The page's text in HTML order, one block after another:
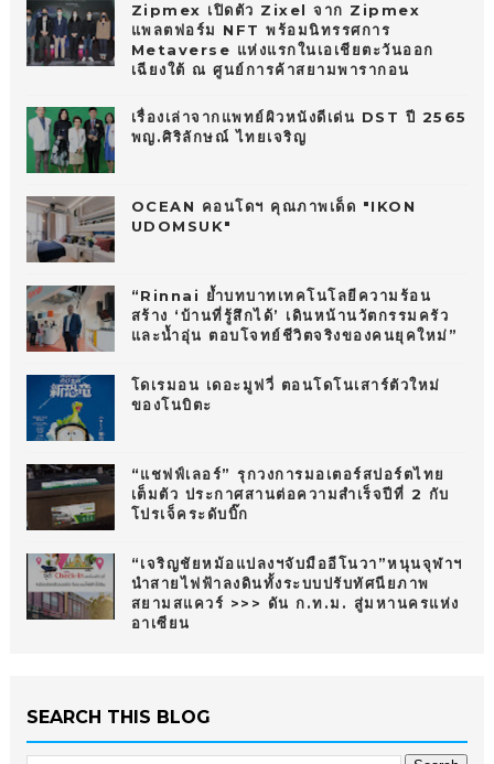
Zipmex เปิดตัว Zixel จาก Zipmex
แพลตฟอร์ม NFT พร้อมนิทรรศการ
Metaverse แห่งแรกในเอเชียตะวันออก
เฉียงใต้ ณ ศูนย์การค้าสยามพารากอน
เรื่องเล่าจากแพทย์ผิวหนังดีเด่น DST ปี 2565
พญ.ศิริลักษณ์ ไทยเจริญ
OCEAN คอนโดฯ คุณภาพเด็ด "IKON
UDOMSUK"
“Rinnai ย้ำบทบาทเทคโนโลยีความร้อน
สร้าง ‘บ้านที่รู้สึกได้’ เดินหน้านวัตกรรมครัว
และน้ำอุ่น ตอบโจทย์ชีวิตจริงของคนยุคใหม่”
โดเรมอน เดอะมูฟวี่ ตอนโดโนเสาร์ตัวใหม่
ของโนบิตะ
“แชฟฟ์เลอร์” รุกวงการมอเตอร์สปอร์ตไทย
เต็มตัว ประกาศสานต่อความสำเร็จปีที่ 2 กับ
โปรเจ็คระดับบิ๊ก
“เจริญชัยหม้อแปลงฯจับมืออีโนวา”หนุนจุฬาฯ
นำสายไฟฟ้าลงดินทั้งระบบปรับทัศนียภาพ
สยามสแควร์ >>> ดัน ก.ท.ม. สู่มหานครแห่ง
อาเซียน
SEARCH THIS BLOG